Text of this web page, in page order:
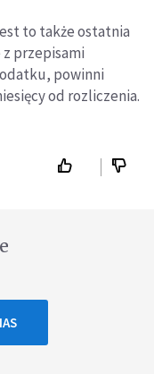
to także ostatnia
przepisami
powinni
od rozliczenia.